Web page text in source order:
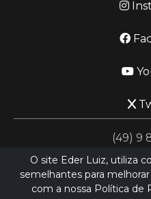
(49) 9
O site Eder Luiz, utiliza
semelhantes para
com a nossa Política de